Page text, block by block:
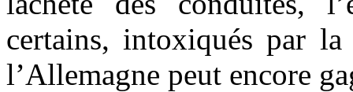
certains, intoxiqués par la
l’Allemagne peut encore